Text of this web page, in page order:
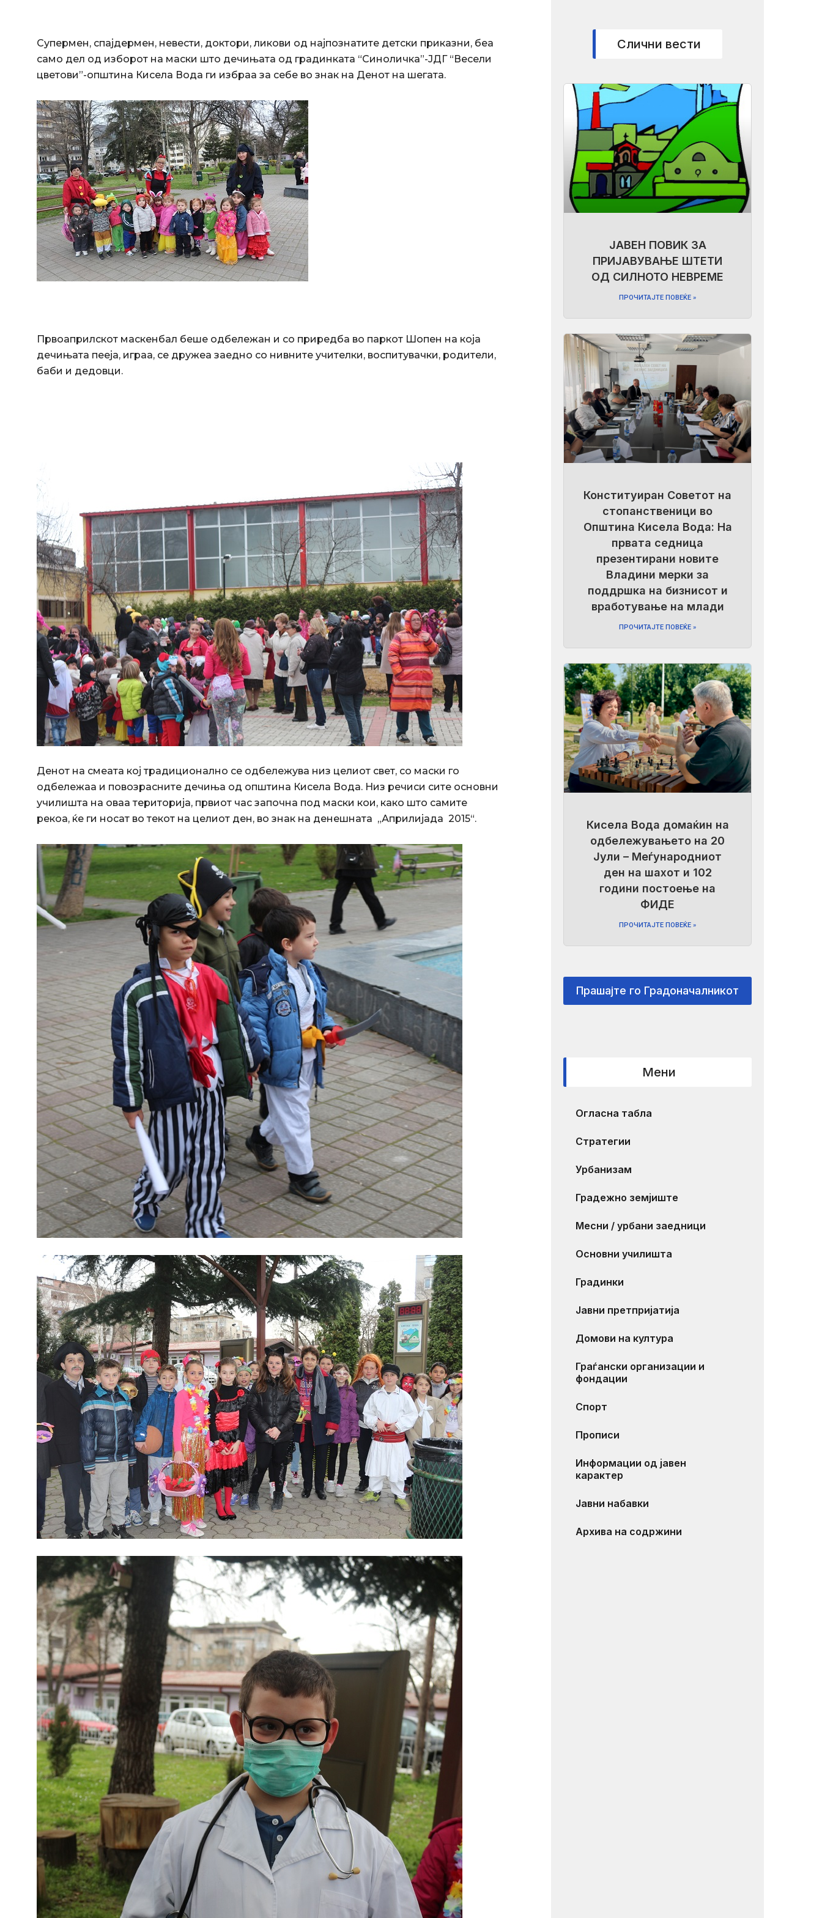
Супермен, спајдермен, невести, доктори, ликови од најпознатите детски приказни, беа
само дел од изборот на маски што дечињата од градинката “Синоличка”-ЈДГ “Весели
цветови”-општина Кисела Вода ги избраа за себе во знак на Денот на шегата.
Првоаприлскот маскенбал беше одбележан и со приредба во паркот Шопен на која
дечињата пееја, играа, се дружеа заедно со нивните учителки, воспитувачки, родители,
баби и дедовци.
Денот на смеата кој традиционално се одбележува низ целиот свет, со маски го
одбележаа и повозрасните дечиња од општина Кисела Вода. Низ речиси сите основни
училишта на оваа територија, првиот час започна под маски кои, како што самите
рекоа, ќе ги носат во текот на целиот ден, во знак на денешната „Априлијада 2015“.
Слични вести
ЈАВЕН ПОВИК ЗА
ПРИЈАВУВАЊЕ ШТЕТИ
ОД СИЛНОТО НЕВРЕМЕ
ПРОЧИТАЈТЕ ПОВЕЌЕ »
Конституиран Советот на
стопанственици во
Општина Кисела Вода: На
првата седница
презентирани новите
Владини мерки за
поддршка на бизнисот и
вработување на млади
ПРОЧИТАЈТЕ ПОВЕЌЕ »
Кисела Вода домаќин на
одбележувањето на 20
Јули – Меѓународниот
ден на шахот и 102
години постоење на
ФИДЕ
ПРОЧИТАЈТЕ ПОВЕЌЕ »
Прашајте го Градоначалникот
Мени
Огласна табла
Стратегии
Урбанизам
Градежно земјиште
Месни / урбани заедници
Основни училишта
Градинки
Јавни претпријатија
Домови на култура
Граѓански организации и
фондации
Спорт
Прописи
Информации од јавен
карактер
Јавни набавки
Архива на содржини